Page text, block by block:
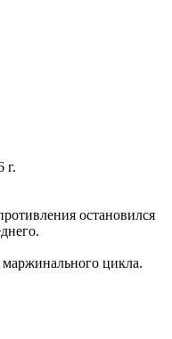
остановился
цикла.